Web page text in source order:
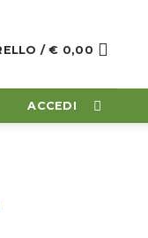
/€ 0,00
ACCEDI